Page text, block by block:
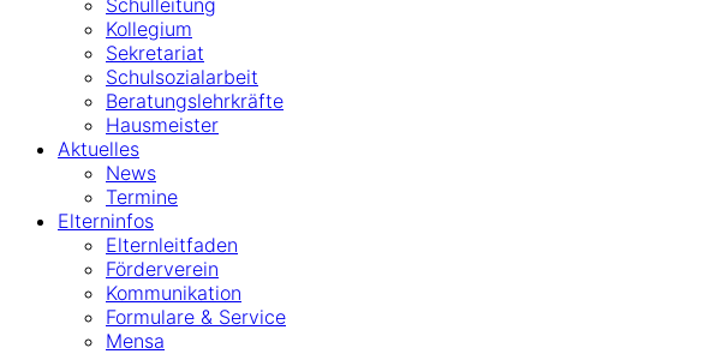
Schulleitung
Kollegium
Sekretariat
Schulsozialarbeit
Beratungslehrkräfte
Hausmeister
Aktuelles
News
Termine
Elterninfos
Elternleitfaden
Förderverein
Kommunikation
Formulare & Service
Mensa